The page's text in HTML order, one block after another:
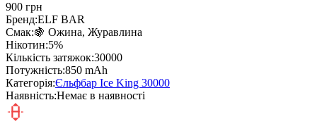
900 грн
Бренд:ELF BAR
Смак:🍇 Ожина, Журавлина
Нікотин:5%
Кількість затяжок:30000
Потужність:850 mAh
Категорія:Єльфбар Ice King 30000
Наявність:Немає в наявності